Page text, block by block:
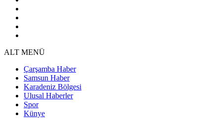
ALT MENÜ
Çarşamba Haber
Samsun Haber
Karadeniz Bölgesi
Ulusal Haberler
Spor
Künye